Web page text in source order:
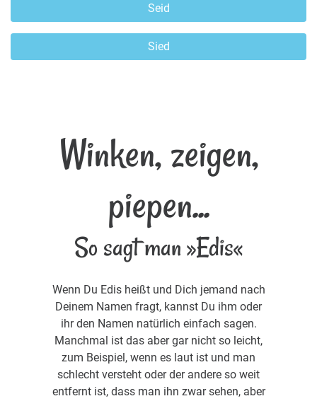
Seid
Sied
Winken, zeigen,
piepen...
So sagt man »Edis«
Wenn Du Edis heißt und Dich jemand nach
Deinem Namen fragt, kannst Du ihm oder
ihr den Namen natürlich einfach sagen.
Manchmal ist das aber gar nicht so leicht,
zum Beispiel, wenn es laut ist und man
schlecht versteht oder der andere so weit
entfernt ist, dass man ihn zwar sehen, aber